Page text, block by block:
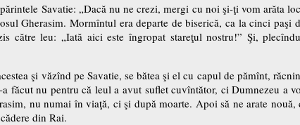
Savatie: „Dacă nu ne crezi, mergi cu noi şi-ţi vom arăta
Gherasim. Mormîntul era departe de biserică, ca la cinci
către leu: „Iată aici este îngropat stareţul nostru!” Şi,
şi văzînd pe Savatie, se bătea şi el cu capul de pămînt,
a făcut nu pentru că leul a avut suflet cuvîntător, ci Dumnezeu a
nu numai în viaţă, ci şi după moarte. Apoi să ne arate
din Rai.